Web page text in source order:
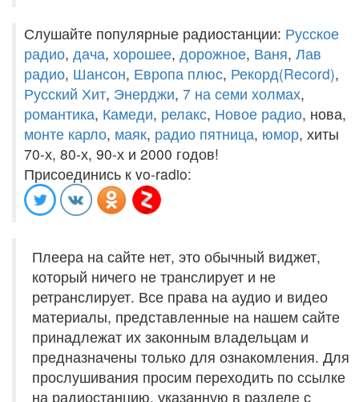
Слушайте популярные радиостанции: Русское
радио, дача, хорошее, дорожное, Ваня, Лав
радио, Шансон, Европа плюс, Рекорд(Record),
Русский Хит, Энерджи, 7 на семи холмах,
романтика, Камеди, релакс, Новое радио, нова,
монте карло, маяк, радио пятница, юмор, хиты
70-х, 80-х, 90-х и 2000 годов!
Присоединись к vo-radio:
Плеера на сайте нет, это обычный виджет,
который ничего не транслирует и не
ретранслирует. Все права на аудио и видео
материалы, представленные на нашем сайте
принадлежат их законным владельцам и
предназначены только для ознакомления. Для
прослушивания просим переходить по ссылке
на радиостанцию, указанную в разделе с